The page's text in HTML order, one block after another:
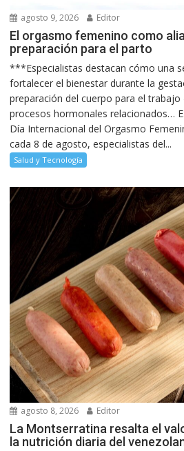
agosto 9, 2026 Editor
El orgasmo femenino como
preparación para el parto
***Especialistas destacan cómo una
fortalecer el bienestar durante la
preparación del cuerpo para el
procesos hormonales relacionados…
Día Internacional del Orgasmo
cada 8 de agosto, especialistas del...
Salud y Tecnología
agosto 8, 2026 Editor
La Montserratina resalta el
la nutrición diaria del